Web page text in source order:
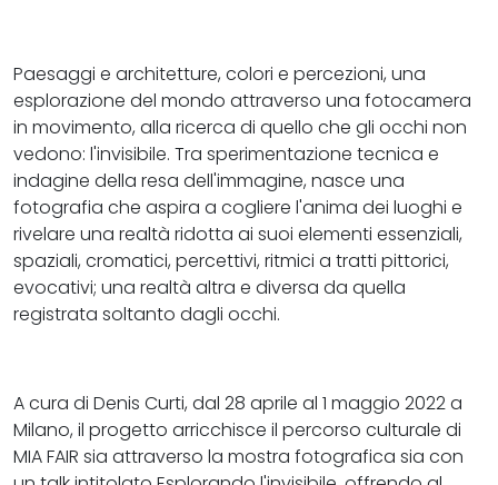
Paesaggi e architetture, colori e percezioni, una
esplorazione del mondo attraverso una fotocamera
in movimento, alla ricerca di quello che gli occhi non
vedono: l'invisibile. Tra sperimentazione tecnica e
indagine della resa dell'immagine, nasce una
fotografia che aspira a cogliere l'anima dei luoghi e
rivelare una realtà ridotta ai suoi elementi essenziali,
spaziali, cromatici, percettivi, ritmici a tratti pittorici,
evocativi; una realtà altra e diversa da quella
registrata soltanto dagli occhi.
A cura di Denis Curti, dal 28 aprile al 1 maggio 2022 a
Milano, il progetto arricchisce il percorso culturale di
MIA FAIR sia attraverso la mostra fotografica sia con